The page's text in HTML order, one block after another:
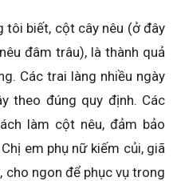
tôi biết, cột cây nêu (ở đây
đâm trâu), là thành quả
Các trai làng nhiều ngày
theo đúng quy định. Các
làm cột nêu, đảm bảo
em phụ nữ kiếm củi, giã
cho ngon để phục vụ trong